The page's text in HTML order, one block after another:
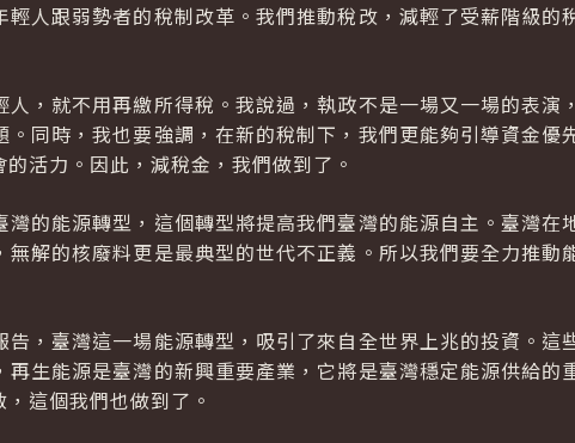
人跟弱勢者的稅制改革。我們推動稅改，減輕了受薪階級的
，就不用再繳所得稅。我說過，執政不是一場又一場的表演
同時，我也要強調，在新的稅制下，我們更能夠引導資金優
活力。因此，減稅金，我們做到了。
的能源轉型，這個轉型將提高我們臺灣的能源自主。臺灣在
解的核廢料更是最典型的世代不正義。所以我們要全力推動
，臺灣這一場能源轉型，吸引了來自全世界上兆的投資。這
生能源是臺灣的新興重要產業，它將是臺灣穩定能源供給的
這個我們也做到了。